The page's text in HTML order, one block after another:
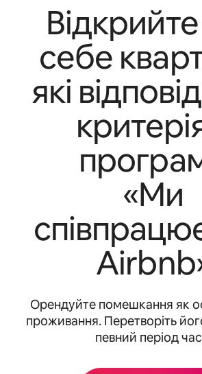
себе
які
«Ми
Орендуйте помешкання як
проживання. Перетворіть
певний період